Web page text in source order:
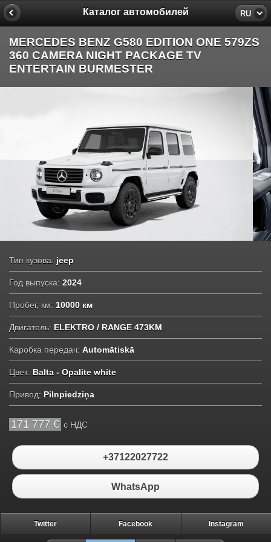
Каталог автомобилей RU
MERCEDES BENZ G580 EDITION ONE 579ZS
360 CAMERA NIGHT PACKAGE TV
ENTERTAIN BURMESTER
Тип кузова: jeep
Год выпуска: 2024
Пробег, км: 10000 км
Двигатель: ELEKTRO / RANGE 473KM
Каробка передач: Automātiskā
Цвет: Balta - Opalite white
Привод: Pilnpiedziņa
171 777 € c НДС
+37122027722
WhatsApp
Twitter Facebook Instagram